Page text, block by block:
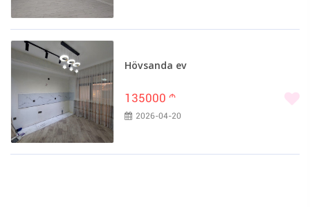
Hövsanda ev
135000 m
2026-04-20